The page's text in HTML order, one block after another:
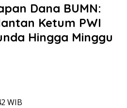
Dana BUMN:
Ketum PWI
Hingga Minggu
WIB